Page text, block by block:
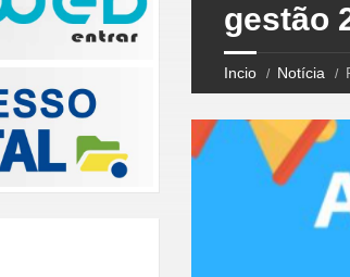
gestão
Incio Notícia